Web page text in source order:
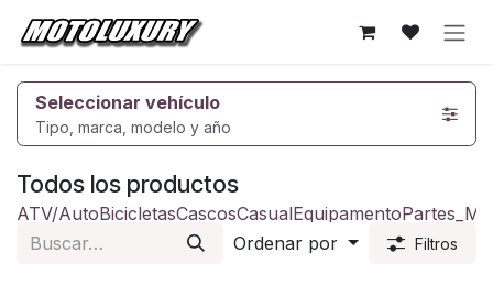
Ir al contenido
Seleccionar vehículo
Tipo, marca, modelo y año
Todos los productos
ATV/AutoBicicletasCascosCasualEquipamento
Ordenar por
Filtros